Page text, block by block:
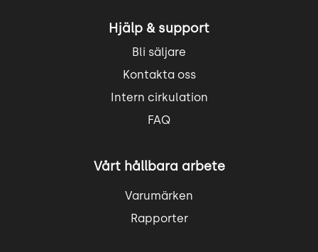
Hjälp & support
Bli säljare
Kontakta oss
Intern cirkulation
FAQ
Vårt hållbara arbete
Varumärken
Rapporter